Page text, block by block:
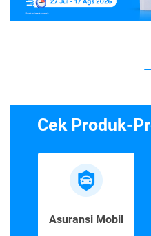
Cek Produk-
Asuransi Mobil